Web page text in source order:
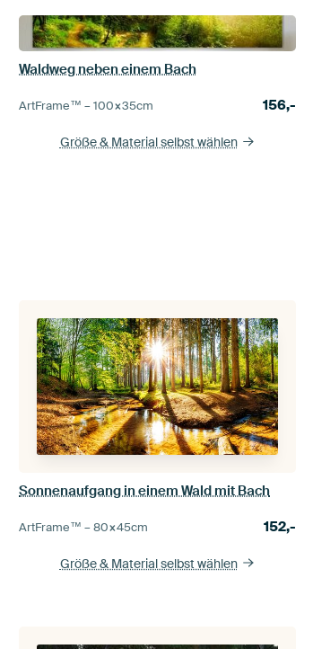
Waldweg neben einem Bach
ArtFrame™ –100×35cm 156,-
Größe & Material selbst wählen
Sonnenaufgang in einem Wald mit Bach
ArtFrame™ –80×45cm 152,-
Größe & Material selbst wählen